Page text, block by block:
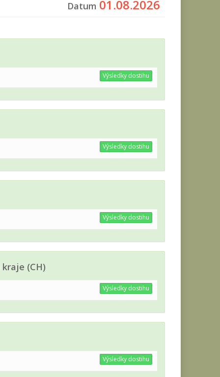
Datum 01.08.2026
Výsledky dostihu
Výsledky dostihu
Výsledky dostihu
(CH)
Výsledky dostihu
Výsledky dostihu